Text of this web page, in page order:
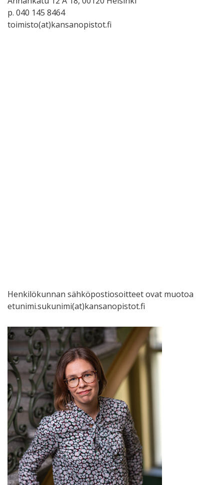
p. 040 145 8464
toimisto(at)kansanopistot.fi
Henkilökunnan sähköpostiosoitteet ovat muotoa
etunimi.sukunimi(at)kansanopistot.fi